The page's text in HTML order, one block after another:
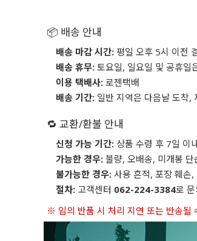
📦 배송 안내
배송 마감 시간: 평일 오후 5시 이전
배송 휴무: 토요일, 일요일 및 공휴일
이용 택배사: 로젠택배
배송 기간: 일반 지역은 다음날 도착,
🔁 교환/환불 안내
신청 가능 기간: 상품 수령 후 7일 이
가능한 경우: 불량, 오배송, 미개봉
불가능한 경우: 사용 흔적, 포장 훼손
절차: 고객센터 062-224-3384로
※ 임의 반품 시 처리 지연 또는 반송될